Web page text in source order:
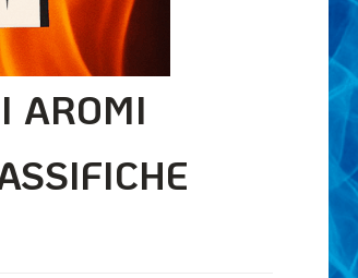
AROMI